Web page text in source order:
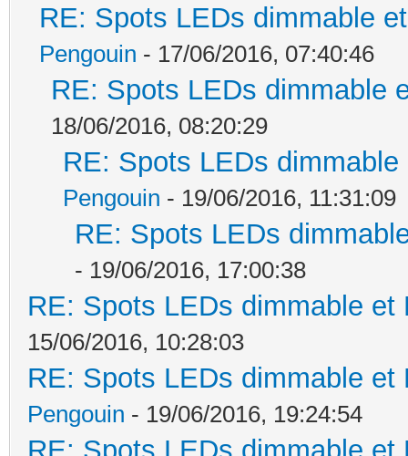
RE: Spots LEDs dimmable
Pengouin - 17/06/2016, 07:40:46
RE: Spots LEDs dimmable
18/06/2016, 08:20:29
RE: Spots LEDs
Pengouin - 19/06/2016, 11:31:09
RE: Spots LEDs
- 19/06/2016, 17:00:38
RE: Spots LEDs dimmable
15/06/2016, 10:28:03
RE: Spots LEDs dimmable
Pengouin - 19/06/2016, 19:24:54